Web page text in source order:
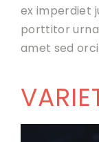
ex imperdiet
porttitor urna
amet sed